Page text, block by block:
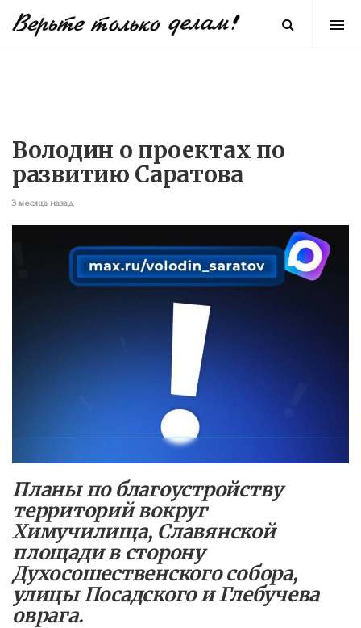
Володин о проектах по
развитию Саратова
3 месяца назад
Планы по благоустройству
территорий вокруг
Химучилища, Славянской
площади в сторону
Духосошественского собора,
улицы Посадского и Глебучева
оврага.